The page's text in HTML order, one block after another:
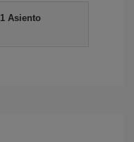
Asiento